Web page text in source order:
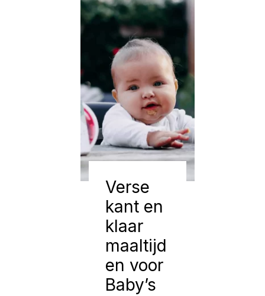
Verse
kant en
klaar
maaltijd
en voor
Baby’s